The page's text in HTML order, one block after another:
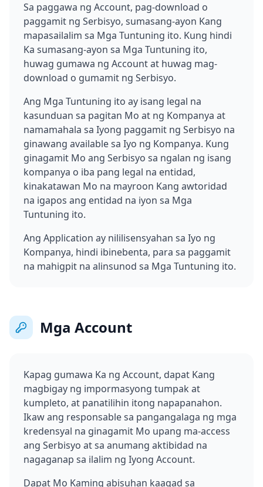
Sa paggawa ng Account, pag-download o
paggamit ng Serbisyo, sumasang-ayon Kang
mapasailalim sa Mga Tuntuning ito. Kung hindi
Ka sumasang-ayon sa Mga Tuntuning ito,
huwag gumawa ng Account at huwag mag-
download o gumamit ng Serbisyo.
Ang Mga Tuntuning ito ay isang legal na
kasunduan sa pagitan Mo at ng Kompanya at
namamahala sa Iyong paggamit ng Serbisyo na
ginawang available sa Iyo ng Kompanya. Kung
ginagamit Mo ang Serbisyo sa ngalan ng isang
kompanya o iba pang legal na entidad,
kinakatawan Mo na mayroon Kang awtoridad
na igapos ang entidad na iyon sa Mga
Tuntuning ito.
Ang Application ay nililisensyahan sa Iyo ng
Kompanya, hindi ibinebenta, para sa paggamit
na mahigpit na alinsunod sa Mga Tuntuning ito.
Mga Account
Kapag gumawa Ka ng Account, dapat Kang
magbigay ng impormasyong tumpak at
kumpleto, at panatilihin itong napapanahon.
Ikaw ang responsable sa pangangalaga ng mga
kredensyal na ginagamit Mo upang ma-access
ang Serbisyo at sa anumang aktibidad na
nagaganap sa ilalim ng Iyong Account.
Dapat Mo Kaming abisuhan kaagad sa